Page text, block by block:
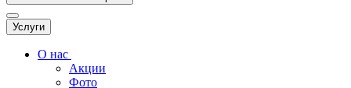
Услуги
О нас
Акции
Фото